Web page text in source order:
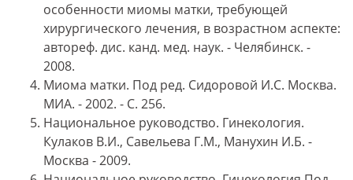
особенности миомы матки, требующей
хирургического лечения, в возрастном аспекте:
автореф. дис. канд. мед. наук. - Челябинск. -
2008.
Миома матки. Под ред. Сидоровой И.С. Москва.
МИА. - 2002. - С. 256.
Национальное руководство. Гинекология.
Кулаков В.И., Савельева Г.М., Манухин И.Б. -
Москва - 2009.